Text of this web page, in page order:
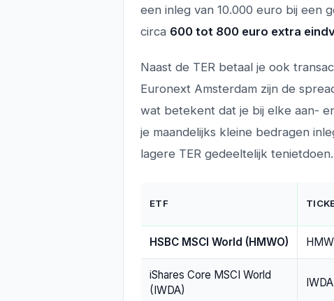
een inleg van 10.000 euro bij een
circa 600 tot 800 euro extra
Naast de TER betaal je ook
Euronext Amsterdam zijn de
wat betekent dat je bij elke aan-
je maandelijks kleine bedragen
lagere TER gedeeltelijk tenietdoen.
ETF
HSBC MSCI World (HMWO)
iShares Core MSCI World
(IWDA)
IWDA